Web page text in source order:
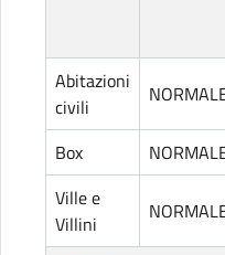
Abitazioni
civili
Box
Ville e
Villini